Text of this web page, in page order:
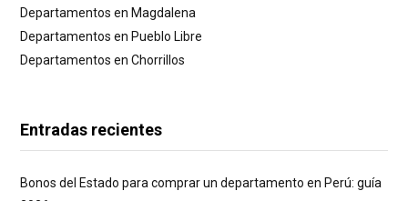
Departamentos en Magdalena
Departamentos en Pueblo Libre
Departamentos en Chorrillos
Entradas recientes
Bonos del Estado para comprar un departamento en Perú: guía